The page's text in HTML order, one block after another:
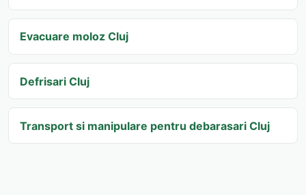
Evacuare moloz Cluj
Defrisari Cluj
Transport si manipulare pentru debarasari Cluj